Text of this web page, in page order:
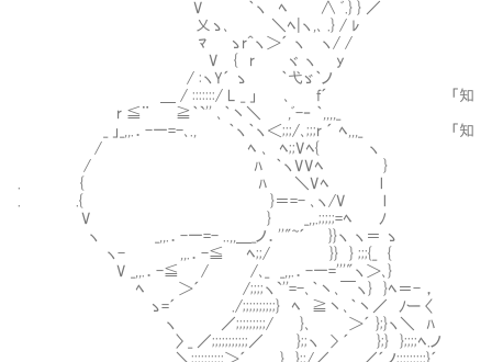
V ｀ヽ ﾍ ∧ ﾞ.} } ／
乂ゝ､ ＼ﾍ|ヽ,､ .} / ﾚ
ﾏ ゝr^ヽ＞´ ヽ ヽ/ /
V { r ヾ ヽ y
/ :ヽY´ ゝ ｀弋ゞ｀ノ
＿ / :::::::/ L _ 」 ､ f´ 「知恵」が「金」より
r ≦¨ ≧｀`'' ､｀丶＼ ,ﾞ-‐ ｀,,,,_
_ 」_,,.．-一=-､., ｀ヽ｀ヽ＜;;;/､;;;r ´ ﾍ,,,_ 「知恵」があ
/ ﾍ ､ ﾍ;;Vﾍ{ ヽ
/ ﾊ ｀ヽVVﾍ }
. { ﾊ ＼Vﾍ l
. .{ }＝=- ､ヽ/V l
V } _,,.;;;;;=ﾍ ﾉ
ヽ _,,.．-一=- ..,,＿_ノ．''"~´ }}ヽ ヽ＝ ゝ
ヽ- ,,.．-≦ ﾍ;;/ }} } ;;;{_ {
V _,,.．-≦ / /､_ _,,.．-一='''"ヽ＞､}
ﾍ ＞´ /;;;;ヽ`''=-､｀丶､￣ヽ} }ﾍ＝- ，
ゝ=´ ./;;;;;;;;;;} ﾍ ≧丶､｀丶／ ﾉー 〈
ヽ ／;;;;;;;;;/ }､ ＞´ };}ヽ＼ ﾊ
〉 _ ／;;;;;;;;;;;／ };;ヽ > ´ };} };;;;ﾍ.ノ